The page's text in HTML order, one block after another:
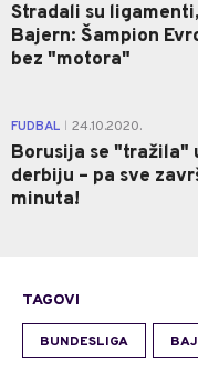
Stradali su
Bajern: Šampion
bez "motora"
FUDBAL 24.10.2020.
Borusija se "tražila"
derbiju – pa sve
minuta!
TAGOVI
BUNDESLIGA